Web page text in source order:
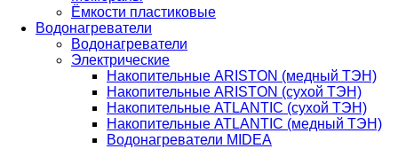
Ёмкости пластиковые
Водонагреватели
Водонагреватели
Электрические
Накопительные ARISTON (медный ТЭН)
Накопительные ARISTON (сухой ТЭН)
Накопительные ATLANTIC (сухой ТЭН)
Накопительные ATLANTIC (медный ТЭН)
Водонагреватели MIDEA